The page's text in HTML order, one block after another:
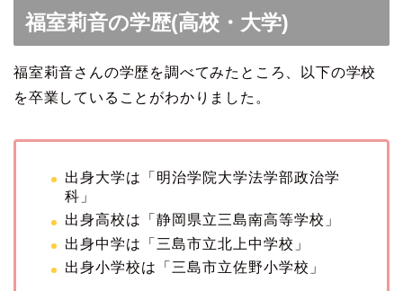
福室莉音の学歴(高校・大学)
福室莉音さんの学歴を調べてみたところ、以下の学校
を卒業していることがわかりました。
出身大学は「明治学院大学法学部政治学
科」
出身高校は「静岡県立三島南高等学校」
出身中学は「三島市立北上中学校」
出身小学校は「三島市立佐野小学校」